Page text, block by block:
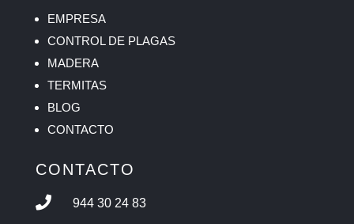
EMPRESA
CONTROL DE PLAGAS
MADERA
TERMITAS
BLOG
CONTACTO
CONTACTO
 944 30 24 83